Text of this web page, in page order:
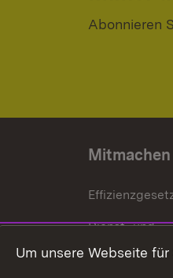
Abonnieren
Mitmachen
Dienst- und
Um unsere Webseite